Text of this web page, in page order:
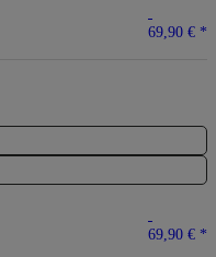
69,90 € *
69,90 € *